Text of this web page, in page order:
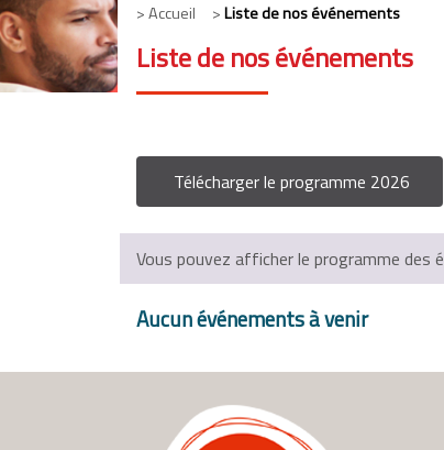
> Accueil >Liste de nos événements
Liste de nos événements
Télécharger le programme 2026
Vous pouvez afficher le programme
Aucun événements à venir